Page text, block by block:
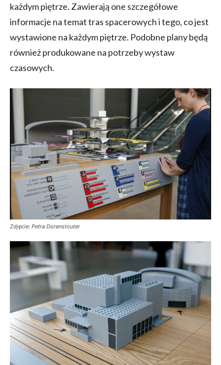
każdym piętrze. Zawierają one szczegółowe
informacje na temat tras spacerowych i tego, co jest
wystawione na każdym piętrze. Podobne plany będą
również produkowane na potrzeby wystaw
czasowych.
Zdjęcie: Petra Dorenstouter